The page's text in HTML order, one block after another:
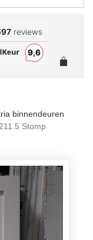
binnendeuren
Stomp